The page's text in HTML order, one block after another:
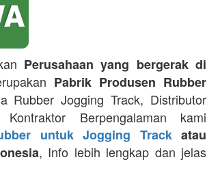
Perusahaan yang bergerak di
Pabrik Produsen Rubber
Rubber Jogging Track, Distributor
Berpengalaman kami
untuk Jogging Trackatau
, Info lebih lengkap dan jelas